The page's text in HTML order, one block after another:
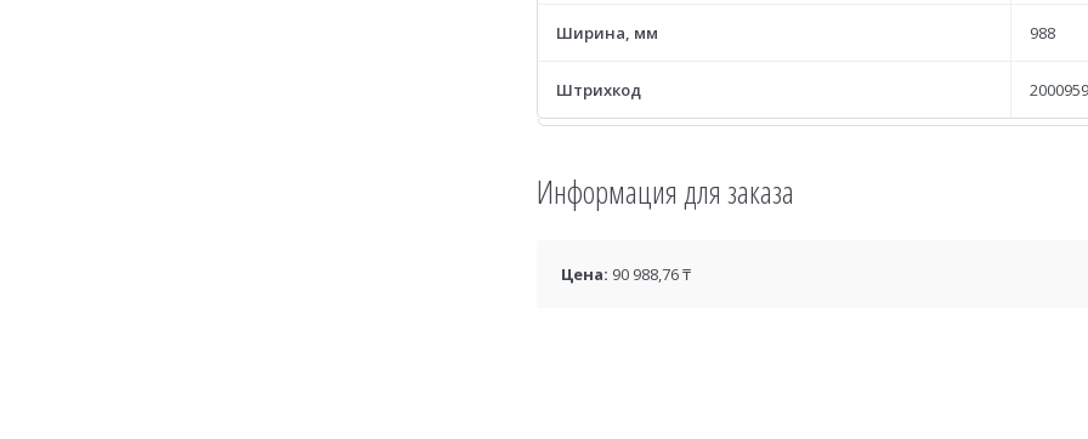
Ширина, мм 988
Штрихкод
Информация для заказа
Цена: 90 988,76 ₸